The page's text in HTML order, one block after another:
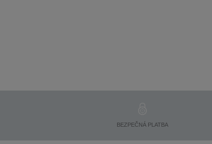
BEZPEČNÁ PLATBA